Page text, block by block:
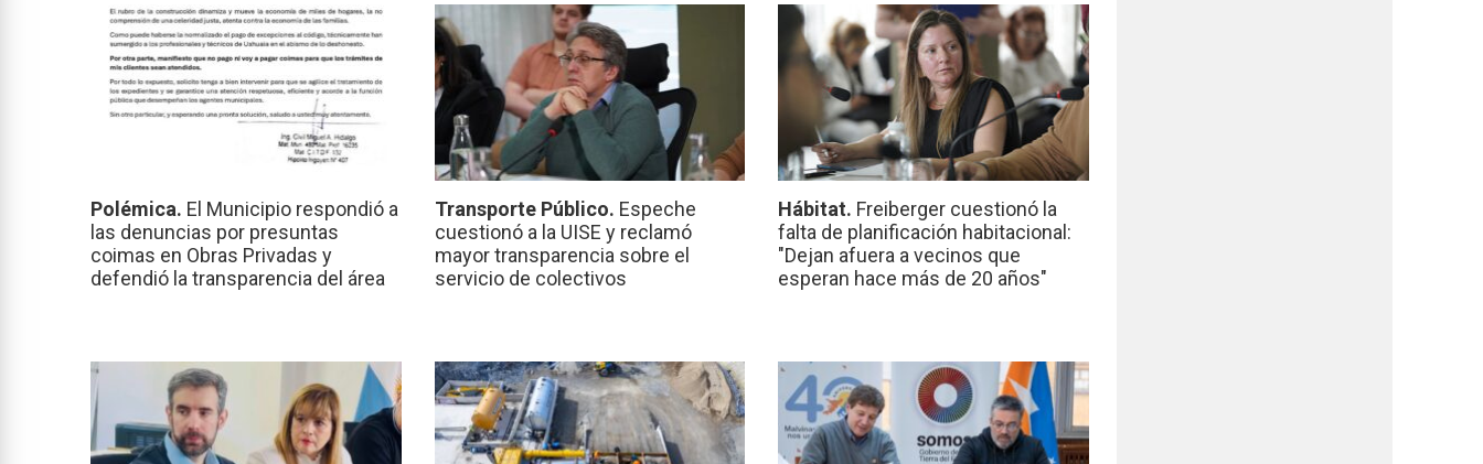
Polémica. El Municipio respondió a
las denuncias por presuntas
coimas en Obras Privadas y
defendió la transparencia del área
Transporte Público. Espeche
cuestionó a la UISE y reclamó
mayor transparencia sobre el
servicio de colectivos
Hábitat. Freiberger cuestionó la
falta de planificación habitacional:
"Dejan afuera a vecinos que
esperan hace más de 20 años"